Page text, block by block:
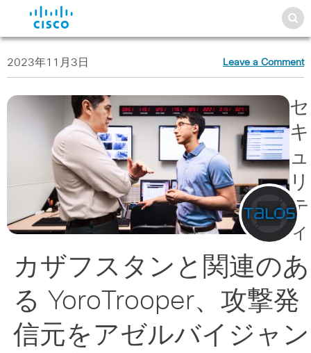
2023年11月3日 Leave a Comment
セ
キ
ュ
リ
テ
ィ
カザフスタンと関連のあ
る YoroTrooper、攻撃発
信元をアゼルバイジャン